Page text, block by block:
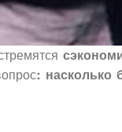
насколько